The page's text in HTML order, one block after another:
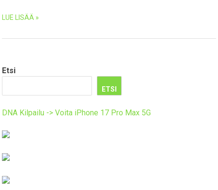
LUE LISÄÄ »
Etsi
ETSI
DNA Kilpailu -> Voita iPhone 17 Pro Max 5G